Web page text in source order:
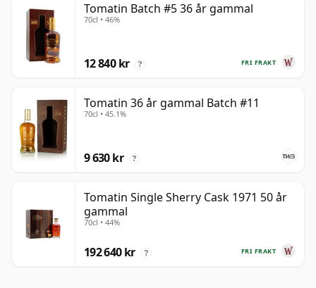
Tomatin Batch #5 36 år gammal
70cl • 46%
FRI FRAKT
12 840 kr ?
Tomatin 36 år gammal Batch #11
70cl • 45.1%
9 630 kr ?
Tomatin Single Sherry Cask 1971 50 år
gammal
70cl • 44%
FRI FRAKT
192 640 kr ?